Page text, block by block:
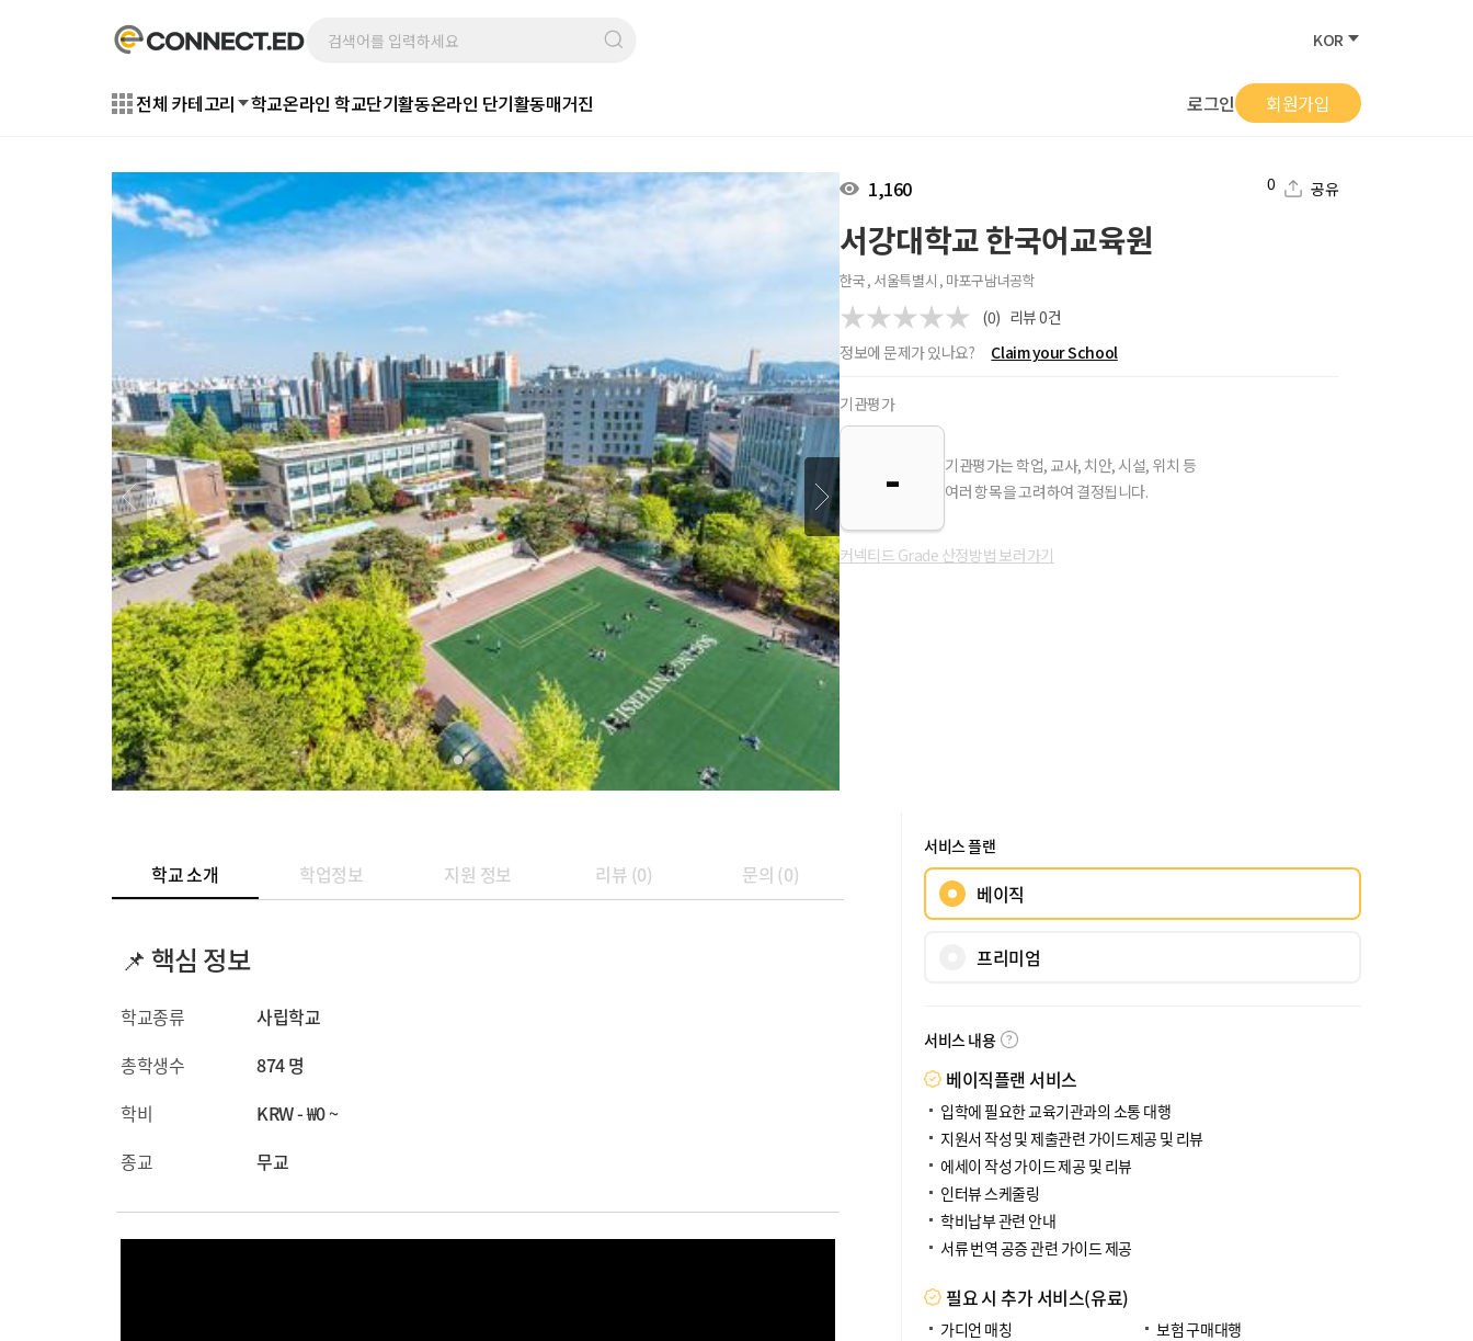
KOR
전체 카테고리 학교온라인 학교단기활동온라인 단기활동매거진 로그인 회원가입
1,160 0 공유
서강대학교 한국어교육원
한국 , 서울특별시 , 마포구남녀공학
(0) 리뷰0건
정보에 문제가 있나요?
Claim your School
기관평가
-
기관평가는 학업, 교사, 치안, 시설, 위치 등
여러 항목을 고려하여 결정됩니다.
커넥티드 Grade 산정방법 보러가기
학교 소개 학업정보 지원 정보 리뷰 (0) 문의 (0)
📌 핵심 정보
학교종류
사립학교
총학생수
874 명
학비
KRW - ₩0 ~
종교
무교
서비스 플랜
베이직
프리미엄
서비스 내용
베이직플랜 서비스
입학에 필요한 교육기관과의 소통 대행
지원서 작성 및 제출관련 가이드제공 및 리뷰
에세이 작성 가이드 제공 및 리뷰
인터뷰 스케줄링
학비납부 관련 안내
서류 번역 공증 관련 가이드 제공
필요 시 추가 서비스(유료)
가디언 매칭
보험 구매대행